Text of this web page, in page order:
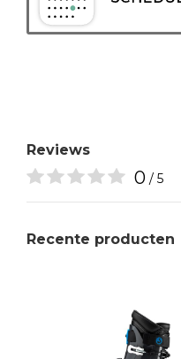
Reviews
0 / 5
Recente producten